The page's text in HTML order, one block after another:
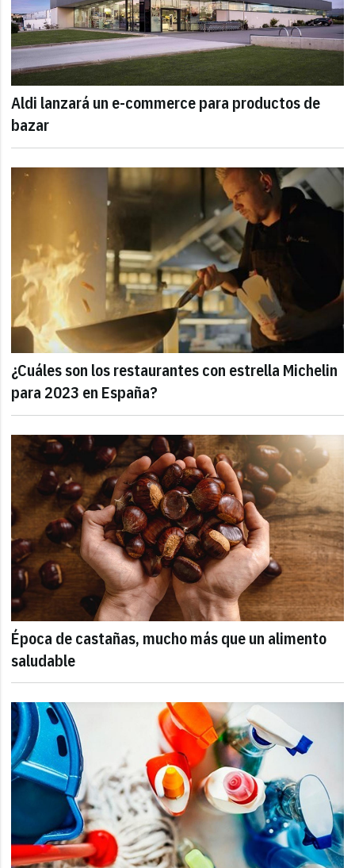
Aldi lanzará un e-commerce para productos de
bazar
¿Cuáles son los restaurantes con estrella Michelin
para 2023 en España?
Época de castañas, mucho más que un alimento
saludable